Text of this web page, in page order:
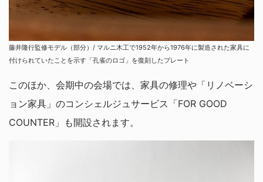
藤井隆行監修モデル（部分）/ マルニ木工で1952年から1976年に製造された家具に
付けられていたことを示す「孔雀のロゴ」を復刻したプレート
このほか、会期中の会場では、家具の修理や「リノベーシ
ョン家具」のコンシェルジュサービス「FOR GOOD
COUNTER」も開設されます。